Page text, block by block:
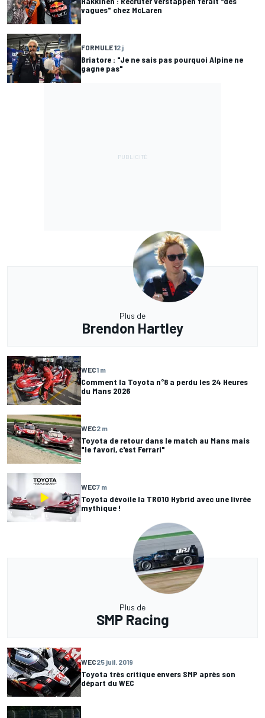
vagues" chez McLaren
FORMULE 12 j
Briatore : "Je ne sais pas pourquoi Alpine ne
gagne pas"
Plus de
Brendon Hartley
WEC1 m
Comment la Toyota n°8 a perdu les 24 Heures
du Mans 2026
WEC2 m
Toyota de retour dans le match au Mans mais
"le favori, c'est Ferrari"
WEC7 m
Toyota dévoile la TR010 Hybrid avec une livrée
mythique !
Plus de
SMP Racing
WEC25 juil. 2019
Toyota très critique envers SMP après son
départ du WEC